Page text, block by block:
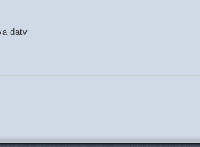
datv